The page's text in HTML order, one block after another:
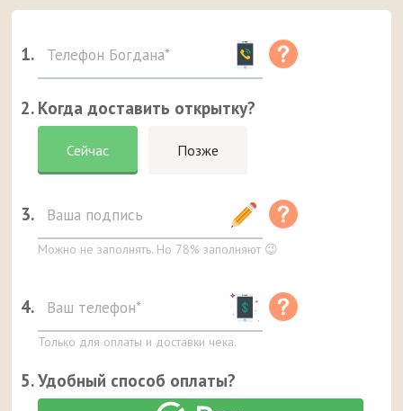
1.
2. Когда доставить открытку?
Сейчас Позже
3.
Можно не заполнять. Но 78% заполняют 😉
4.
Только для оплаты и доставки чека.
5. Удобный способ оплаты?